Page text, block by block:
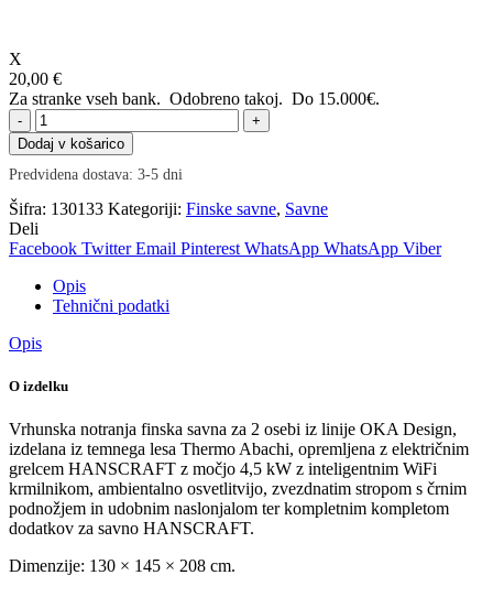
X
20,00 €
Za stranke vseh bank. Odobreno takoj. Do 15.000€.
Finska
savna
HC
OKA
ESSENTIAL
2
za
osebi,
dostava
količina
Dodaj v košarico
Predvidena dostava: 3-5 dni
Šifra: 130133 Kategoriji: Finske savne, Savne
Deli
Facebook Twitter Email Pinterest WhatsApp WhatsApp Viber
Opis
Tehnični podatki
Opis
O izdelku
Vrhunska notranja finska savna za 2 osebi iz linije OKA Design,
izdelana iz temnega lesa Thermo Abachi, opremljena z električnim
grelcem HANSCRAFT z močjo 4,5 kW z inteligentnim WiFi
krmilnikom, ambientalno osvetlitvijo, zvezdnatim stropom s črnim
podnožjem in udobnim naslonjalom ter kompletnim kompletom
dodatkov za savno HANSCRAFT.
Dimenzije: 130 × 145 × 208 cm.